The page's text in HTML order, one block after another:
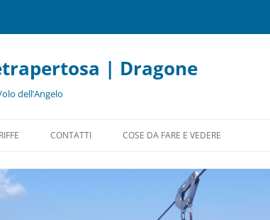
| Dragone
dell’Angelo
al
CONTATTI COSE DA FARE E VEDERE